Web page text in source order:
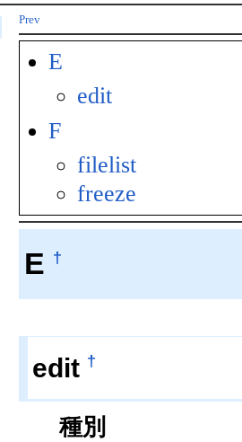
Prev
E
edit
F
filelist
freeze
E †
edit †
種別